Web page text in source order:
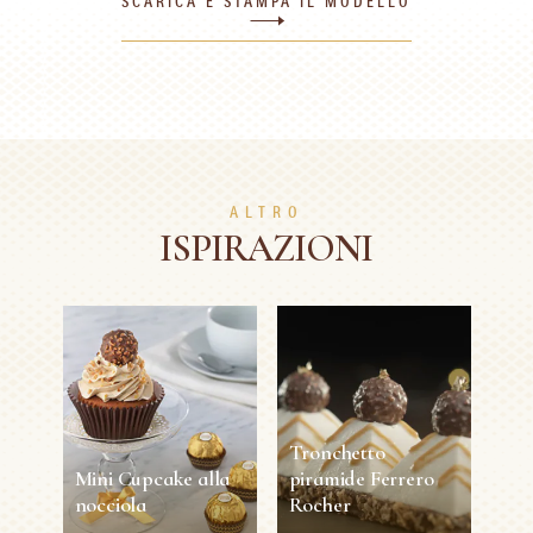
ALTRO
ISPIRAZIONI
Mini Cupcake alla
nocciola
Tronchetto
piramide Ferrero
Rocher